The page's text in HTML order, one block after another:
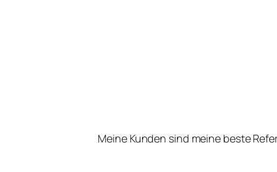
Meine Kunden sind meine beste